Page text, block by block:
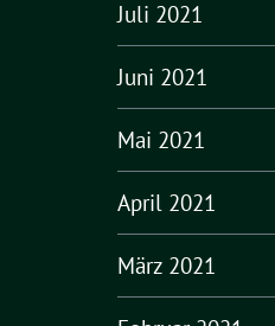
Juli 2021
Juni 2021
Mai 2021
April 2021
März 2021